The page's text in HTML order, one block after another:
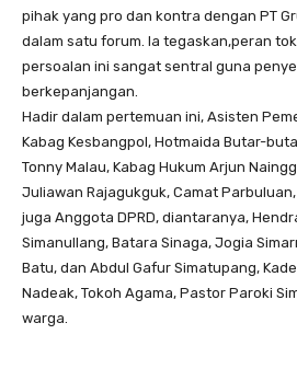
pihak yang pro dan kontra dengan PT
dalam satu forum. Ia tegaskan,peran
persoalan ini sangat sentral guna
berkepanjangan.
Hadir dalam pertemuan ini, Asisten
Kabag Kesbangpol, Hotmaida Butar-
Tonny Malau, Kabag Hukum Arjun
Juliawan Rajagukguk, Camat
juga Anggota DPRD, diantaranya,
Simanullang, Batara Sinaga, Jogia
Batu, dan Abdul Gafur Simatupang,
Nadeak, Tokoh Agama, Pastor Paroki
warga.